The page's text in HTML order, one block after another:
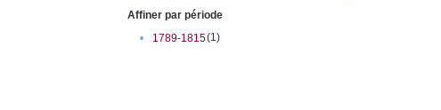
Affiner par période
•
1789-1815(1)